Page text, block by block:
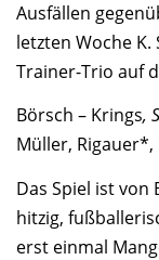
Ausfällen
letzten Woche
Trainer-Trio auf
Börsch – Krings,
Müller, Rigauer*,
Das Spiel ist
hitzig,
erst einmal